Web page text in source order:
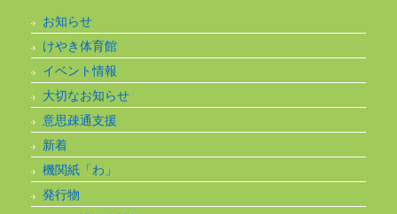
お知らせ
けやき体育館
イベント情報
大切なお知らせ
意思疎通支援
新着
機関紙「わ」
発行物